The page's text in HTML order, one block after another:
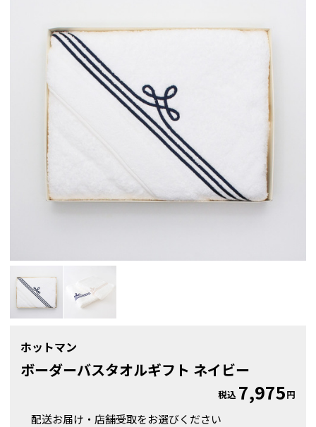
ホットマン
ボーダーバスタオルギフト ネイビー
税込 7,975円
配送お届け・店舗受取をお選びください